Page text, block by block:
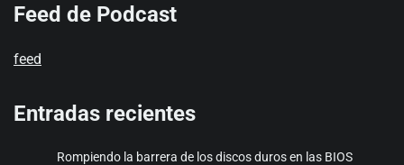
Feed de Podcast
feed
Entradas recientes
Rompiendo la barrera de los discos duros en las BIOS